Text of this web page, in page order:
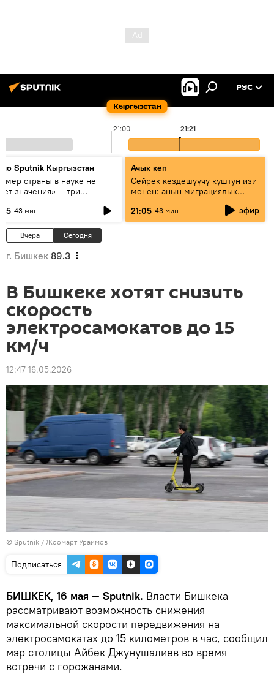
Кыргызстан
РУС
21:00 21:21
Sputnik Кыргызстан
страны в науке не
значения» — три
и Кыргызстана в
43 мин
Ачык кеп
Сейрек кездешүүчү куштун изи
менен: анын миграциялык
жолу эмнеден кабар берет?
21:05 43 мин эфир
Вчера Сегодня
г. Бишкек 89.3
В Бишкеке хотят снизить
скорость
электросамокатов до 15
км/ч
12:47 16.05.2026
© Sputnik / Жоомарт Ураимов
Подписаться
БИШКЕК, 16 мая — Sputnik. Власти Бишкека
рассматривают возможность снижения
максимальной скорости передвижения на
электросамокатах до 15 километров в час, сообщил
мэр столицы Айбек Джунушалиев во время
встречи с горожанами.